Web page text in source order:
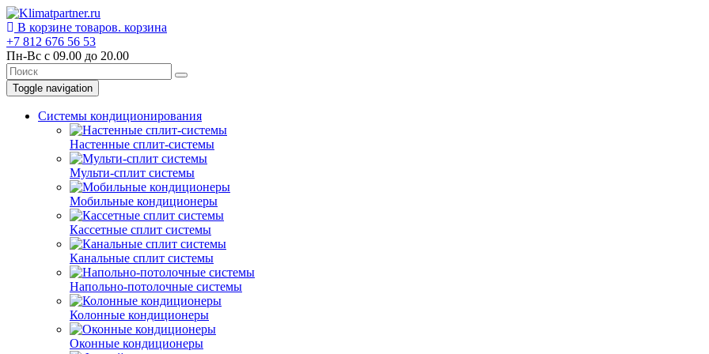
В корзине товаров. корзина
+7 812 676 56 53
Пн-Вс с 09.00 до 20.00
Toggle navigation
Системы кондиционирования
Настенные сплит-системы
Мульти-сплит системы
Мобильные кондиционеры
Кассетные сплит системы
Канальные сплит системы
Напольно-потолочные системы
Колонные кондиционеры
Оконные кондиционеры